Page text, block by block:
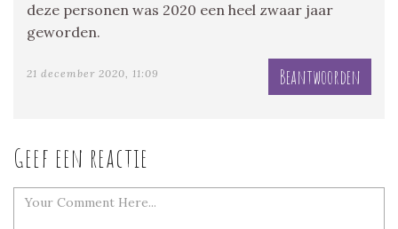
deze personen was 2020 een heel zwaar jaar
geworden.
21 december 2020, 11:09 Beantwoorden
Geef een reactie